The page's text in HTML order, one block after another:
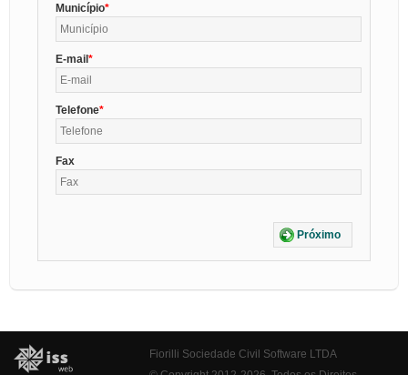
Município
E-mail
Telefone
Fax
Próximo
Fiorilli Sociedade Civil Software LTDA